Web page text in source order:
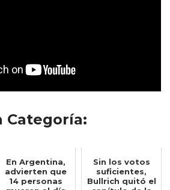
Categoría:
En Argentina,
advierten que
14 personas
Sin los votos
suficientes,
Bullrich quitó el